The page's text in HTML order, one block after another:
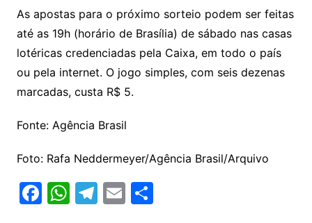
As apostas para o próximo sorteio podem ser feitas
até as 19h (horário de Brasília) de sábado nas casas
lotéricas credenciadas pela Caixa, em todo o país
ou pela internet. O jogo simples, com seis dezenas
marcadas, custa R$ 5.
Fonte: Agência Brasil
Foto: Rafa Neddermeyer/Agência Brasil/Arquivo
F W T E S